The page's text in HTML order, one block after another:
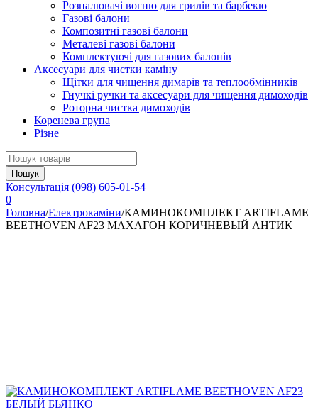
Розпалювачі вогню для грилів та барбекю
Газові балони
Композитні газові балони
Металеві газові балони
Комплектуючі для газових балонів
Аксесуари для чистки каміну
Щітки для чищення димарів та теплообмінників
Гнучкі ручки та аксесуари для чищення димоходів
Роторна чистка димоходів
Коренева група
Різне
Консультація (098) 605-01-54
0
Головна/Електрокаміни/КАМИНОКОМПЛЕКТ ARTIFLAME
BEETHOVEN AF23 МАХАГОН КОРИЧНЕВЫЙ АНТИК